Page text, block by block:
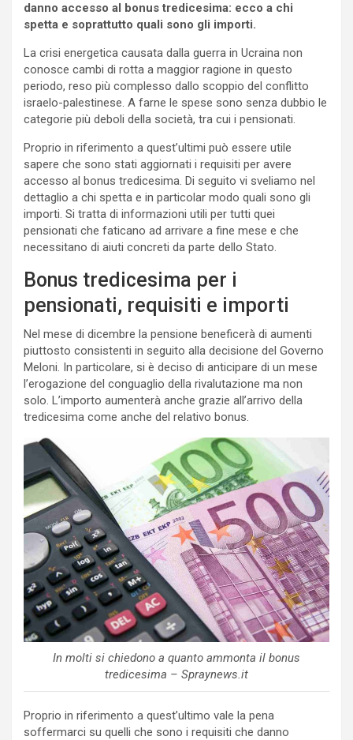
danno accesso al bonus tredicesima: ecco a chi
spetta e soprattutto quali sono gli importi.
La crisi energetica causata dalla guerra in Ucraina non
conosce cambi di rotta a maggior ragione in questo
periodo, reso più complesso dallo scoppio del conflitto
israelo-palestinese. A farne le spese sono senza dubbio le
categorie più deboli della società, tra cui i pensionati.
Proprio in riferimento a quest’ultimi può essere utile
sapere che sono stati aggiornati i requisiti per avere
accesso al bonus tredicesima. Di seguito vi sveliamo nel
dettaglio a chi spetta e in particolar modo quali sono gli
importi. Si tratta di informazioni utili per tutti quei
pensionati che faticano ad arrivare a fine mese e che
necessitano di aiuti concreti da parte dello Stato.
Bonus tredicesima per i
pensionati, requisiti e importi
Nel mese di dicembre la pensione beneficerà di aumenti
piuttosto consistenti in seguito alla decisione del Governo
Meloni. In particolare, si è deciso di anticipare di un mese
l’erogazione del conguaglio della rivalutazione ma non
solo. L’importo aumenterà anche grazie all’arrivo della
tredicesima come anche del relativo bonus.
In molti si chiedono a quanto ammonta il bonus
tredicesima – Spraynews.it
Proprio in riferimento a quest’ultimo vale la pena
soffermarci su quelli che sono i requisiti che danno